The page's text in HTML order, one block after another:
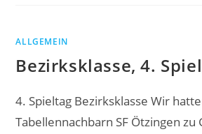
ALLGEMEIN
Bezirksklasse, 4.
4. Spieltag Bezirksklasse Wir
Tabellennachbarn SF Ötzingen zu